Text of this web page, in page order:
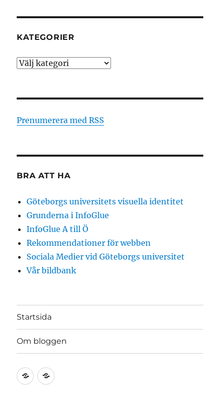
KATEGORIER
Kategorier
Prenumerera med RSS
BRA ATT HA
Göteborgs universitets visuella identitet
Grunderna i InfoGlue
InfoGlue A till Ö
Rekommendationer för webben
Sociala Medier vid Göteborgs universitet
Vår bildbank
Startsida
Om bloggen
Startsida
Om